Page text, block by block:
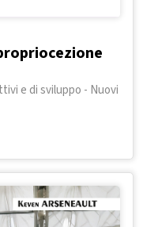
e di sviluppo - Nuovi